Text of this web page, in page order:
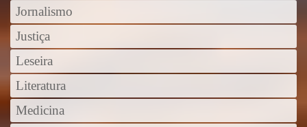
Jornalismo
Justiça
Leseira
Literatura
Medicina